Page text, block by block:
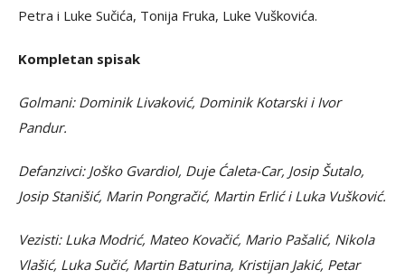
Petra i Luke Sučića, Tonija Fruka, Luke Vuškovića.
Kompletan spisak
Golmani: Dominik Livaković, Dominik Kotarski i Ivor
Pandur.
Defanzivci: Joško Gvardiol, Duje Ćaleta-Car, Josip Šutalo,
Josip Stanišić, Marin Pongračić, Martin Erlić i Luka Vušković.
Vezisti: Luka Modrić, Mateo Kovačić, Mario Pašalić, Nikola
Vlašić, Luka Sučić, Martin Baturina, Kristijan Jakić, Petar